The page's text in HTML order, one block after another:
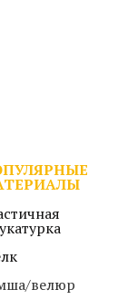
велюр